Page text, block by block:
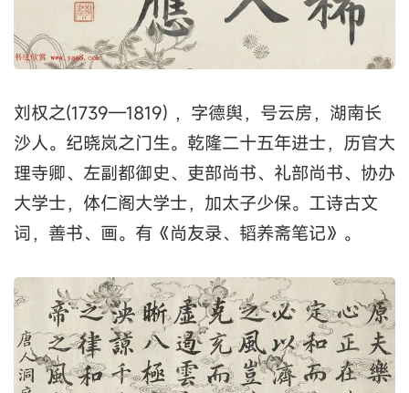
刘权之(1739—1819) ，字德舆，号云房，湖南长
沙人。纪晓岚之门生。乾隆二十五年进士，历官大
理寺卿、左副都御史、吏部尚书、礼部尚书、协办
大学士，体仁阁大学士，加太子少保。工诗古文
词，善书、画。有《尚友录、韬养斋笔记》。